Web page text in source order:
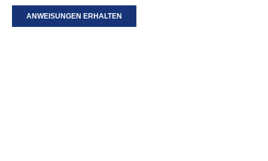
ANWEISUNGEN ERHALTEN